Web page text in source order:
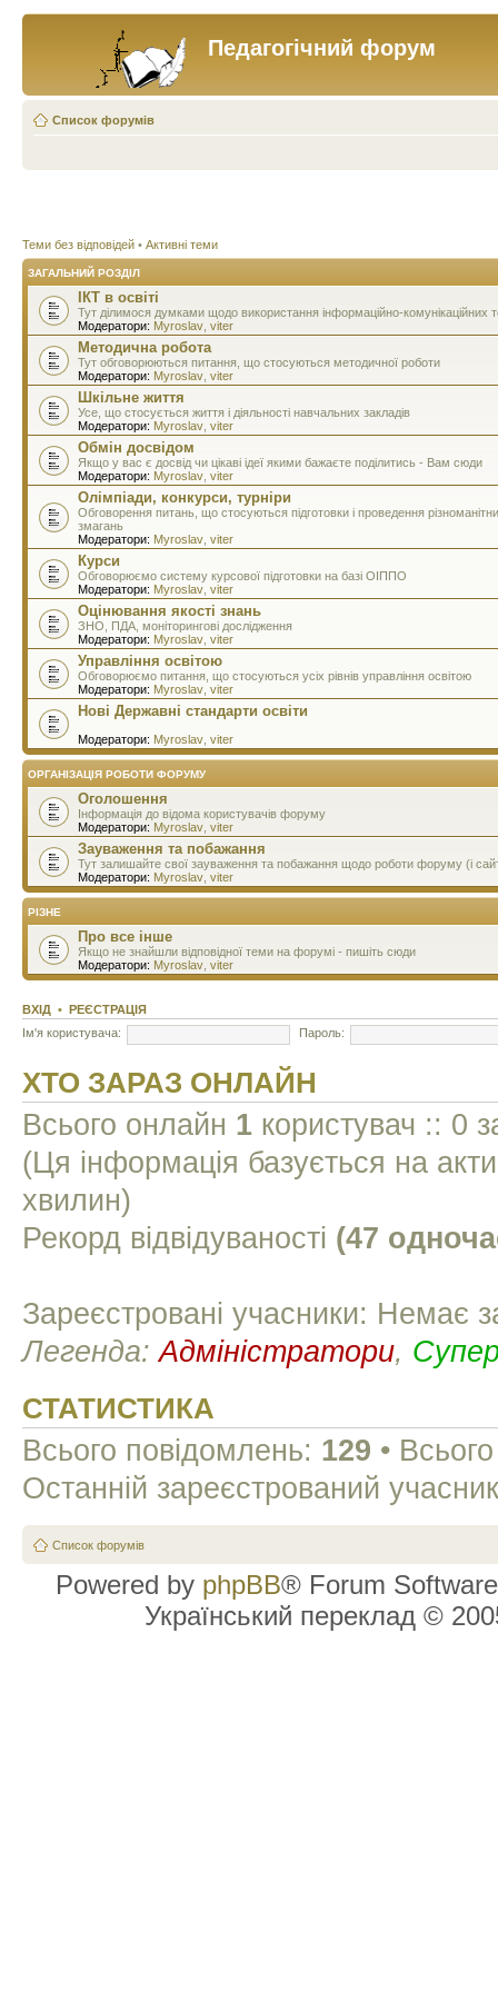
Педагогічний форум
Список форумів
Теми без відповідей • Активні теми
ЗАГАЛЬНИЙ РОЗДІЛ
ІКТ в освіті
Тут ділимося думками щодо використання інформаційно-комунікаційних
Модератори: Myroslav viter
Методична робота
Тут обговорюються питання, що стосуються методичної роботи
Модератори: Myroslav viter
Шкільне життя
Усе, що стосується життя і діяльності навчальних закладів
Модератори: Myroslav viter
Обмін досвідом
Якщо у вас є досвід чи цікаві ідеї якими бажаєте поділитись - Вам сюди
Модератори: Myroslav viter
Олімпіади, конкурси, турніри
Обговорення питань, що стосуються підготовки і проведення
змагань
Модератори: Myroslav viter
Курси
Обговорюємо систему курсової підготовки на базі ОІППО
Модератори: Myroslav viter
Оцінювання якості знань
ЗНО, ПДА, моніторингові дослідження
Модератори: Myroslav viter
Управління освітою
Обговорюємо питання, що стосуються усіх рівнів управління освітою
Модератори: Myroslav viter
Нові Державні стандарти освіти
Модератори: Myroslav viter
ОРГАНІЗАЦІЯ РОБОТИ ФОРУМУ
Оголошення
Інформація до відома користувачів форуму
Модератори: Myroslav viter
Зауваження та побажання
Тут залишайте свої зауваження та побажання щодо роботи форуму (і
Модератори: Myroslav viter
РІЗНЕ
Про все інше
Якщо не знайшли відповідної теми на форумі - пишіть сюди
Модератори: Myroslav viter
ВХІД • РЕЄСТРАЦІЯ
Ім'я користувача:
Пароль:
ХТО ЗАРАЗ ОНЛАЙН
Всього онлайн 1 користувач :: 0
(Ця інформація базується на
хвилин)
Рекорд відвідуваності (47
Зареєстровані учасники: Немає
Легенда:Адміністратори,
СТАТИСТИКА
Всього повідомлень: 129 •
Останній зареєстрований
Список форумів
Powered by phpBB® Forum
Український переклад ©